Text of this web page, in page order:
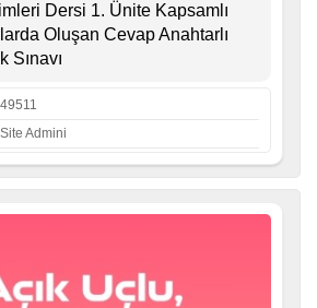
Dersi 1. Ünite Kapsamlı
Oluşan Cevap Anahtarlı
Sınavı
49511
Site Admini